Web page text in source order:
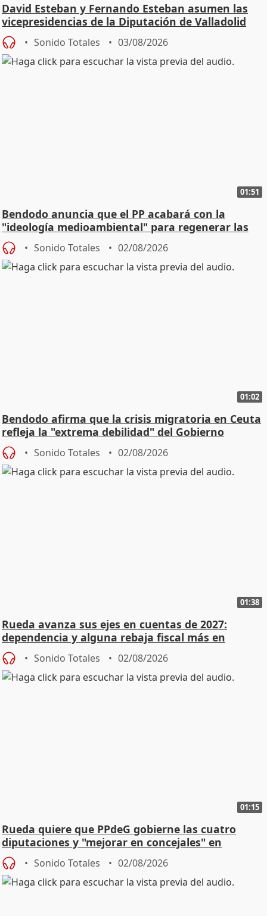
David Esteban y Fernando Esteban asumen las
vicepresidencias de la Diputación de Valladolid
Sonido Totales 03/08/2026
01:51
Bendodo anuncia que el PP acabará con la
"ideología medioambiental" para regenerar las
playas
Sonido Totales 02/08/2026
01:02
Bendodo afirma que la crisis migratoria en Ceuta
refleja la "extrema debilidad" del Gobierno
Sonido Totales 02/08/2026
01:38
Rueda avanza sus ejes en cuentas de 2027:
dependencia y alguna rebaja fiscal más en
vivienda
Sonido Totales 02/08/2026
01:15
Rueda quiere que PPdeG gobierne las cuatro
diputaciones y "mejorar en concejales" en
ciudades
Sonido Totales 02/08/2026